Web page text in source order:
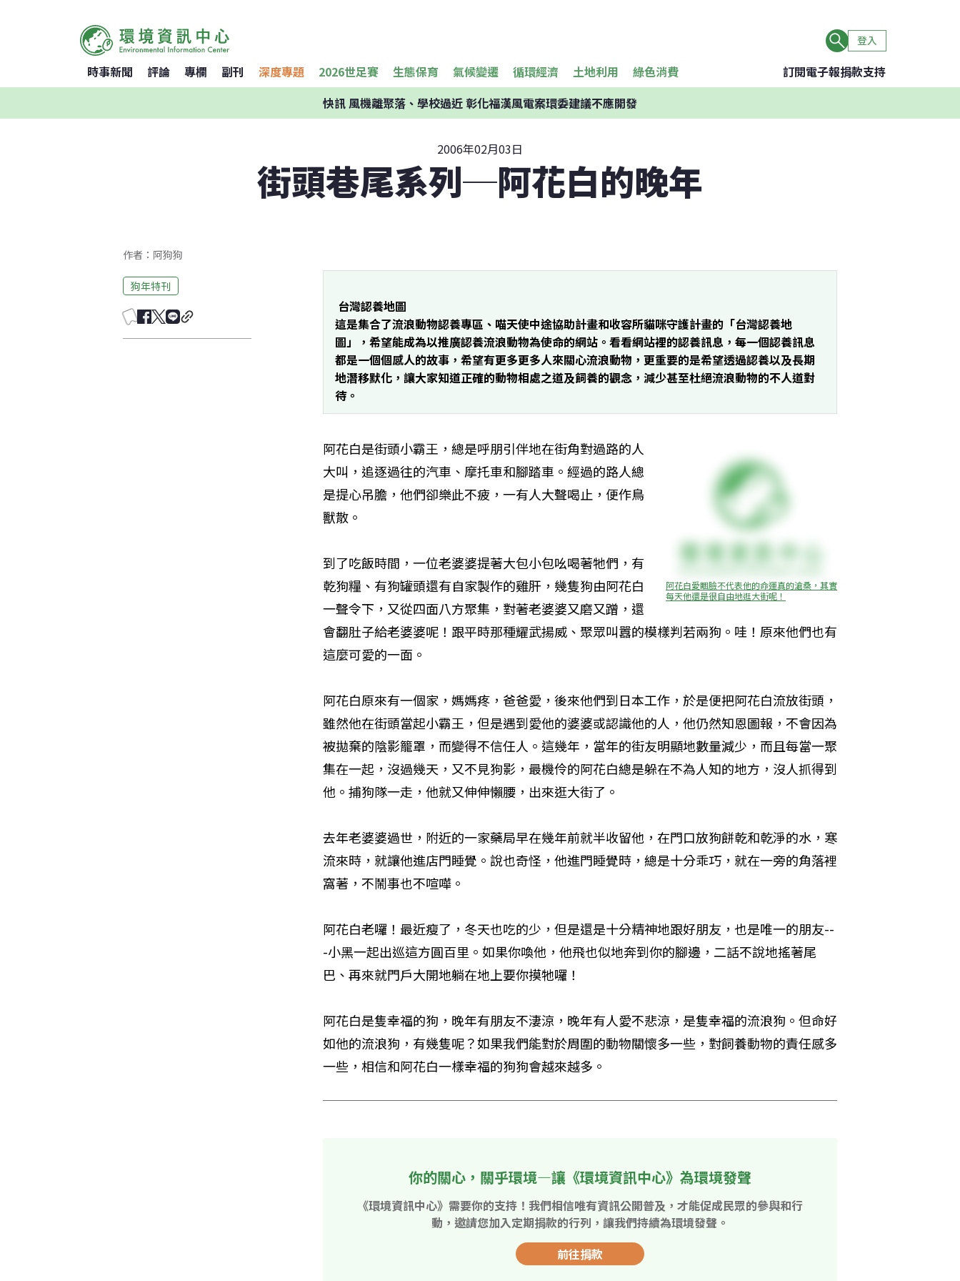
登入
時事新聞 評論 專欄 副刊 深度專題 2026世足賽 生態保育 氣候變遷 循環經濟 土地利用 綠色消費 訂閱電子報捐款支持
快訊風機離聚落、學校過近 彰化福漢風電案環委建議不應開發
2006年02月03日
街頭巷尾系列─阿花白的晚年
作者：阿狗狗
狗年特刊
台灣認養地圖
這是集合了流浪動物認養專區、喵天使中途協助計畫和收容所貓咪守護計畫的「台灣認養地
圖」，希望能成為以推廣認養流浪動物為使命的網站。看看網站裡的認養訊息，每一個認養訊息
都是一個個感人的故事，希望有更多更多人來關心流浪動物，更重要的是希望透過認養以及長期
地潛移默化，讓大家知道正確的動物相處之道及飼養的觀念，減少甚至杜絕流浪動物的不人道對
待。
阿花白愛睏臉不代表他的命運真的滄桑，其實
每天他還是很自由地逛大街呢！
阿花白是街頭小霸王，總是呼朋引伴地在街角對過路的人
大叫，追逐過往的汽車、摩托車和腳踏車。經過的路人總
是提心吊膽，他們卻樂此不疲，一有人大聲喝止，便作鳥
獸散。
到了吃飯時間，一位老婆婆提著大包小包吆喝著牠們，有
乾狗糧、有狗罐頭還有自家製作的雞肝，幾隻狗由阿花白
一聲令下，又從四面八方聚集，對著老婆婆又磨又蹭，還
會翻肚子給老婆婆呢！跟平時那種耀武揚威、聚眾叫囂的模樣判若兩狗。哇！原來他們也有
這麼可愛的一面。
阿花白原來有一個家，媽媽疼，爸爸愛，後來他們到日本工作，於是便把阿花白流放街頭，
雖然他在街頭當起小霸王，但是遇到愛他的婆婆或認識他的人，他仍然知恩圖報，不會因為
被拋棄的陰影籠罩，而變得不信任人。這幾年，當年的街友明顯地數量減少，而且每當一聚
集在一起，沒過幾天，又不見狗影，最機伶的阿花白總是躲在不為人知的地方，沒人抓得到
他。捕狗隊一走，他就又伸伸懶腰，出來逛大街了。
去年老婆婆過世，附近的一家藥局早在幾年前就半收留他，在門口放狗餅乾和乾淨的水，寒
流來時，就讓他進店門睡覺。說也奇怪，他進門睡覺時，總是十分乖巧，就在一旁的角落裡
窩著，不鬧事也不喧嘩。
阿花白老囉！最近瘦了，冬天也吃的少，但是還是十分精神地跟好朋友，也是唯一的朋友--
-小黑一起出巡這方圓百里。如果你喚他，他飛也似地奔到你的腳邊，二話不說地搖著尾
巴、再來就門戶大開地躺在地上要你摸牠囉！
阿花白是隻幸福的狗，晚年有朋友不淒涼，晚年有人愛不悲涼，是隻幸福的流浪狗。但命好
如他的流浪狗，有幾隻呢？如果我們能對於周圍的動物關懷多一些，對飼養動物的責任感多
一些，相信和阿花白一樣幸福的狗狗會越來越多。
你的關心，關乎環境—讓《環境資訊中心》為環境發聲
《環境資訊中心》需要你的支持！我們相信唯有資訊公開普及，才能促成民眾的參與和行
動，邀請您加入定期捐款的行列，讓我們持續為環境發聲。
前往捐款